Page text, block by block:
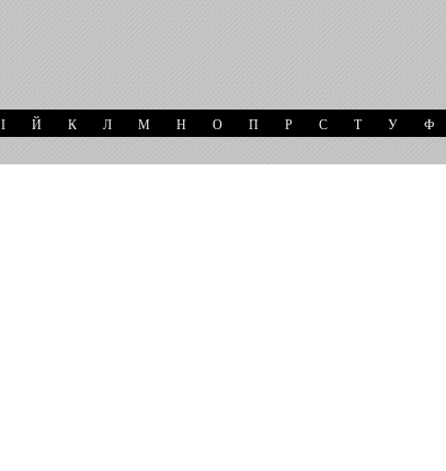
І Й К Л М Н О П Р С Т У Ф